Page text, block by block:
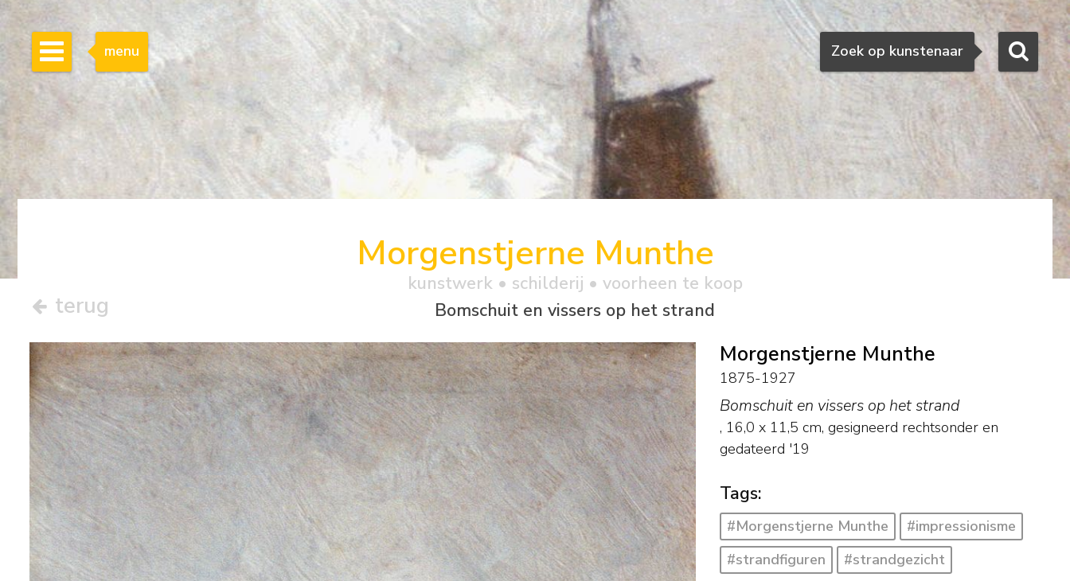
Zoeken
Zoek op kunstenaar
menu
terug
Morgenstjerne Munthe
kunstwerk • schilderij • voorheen te koop
Bomschuit en vissers op het strand
Morgenstjerne Munthe
1875-1927
Bomschuit en vissers op het strand
, 16,0 x 11,5 cm, gesigneerd rechtsonder en
gedateerd '19
Tags:
#Morgenstjerne Munthe
#impressionisme
#strandfiguren
#strandgezicht